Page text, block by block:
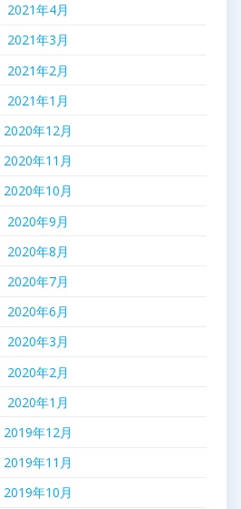
2021年4月
2021年3月
2021年2月
2021年1月
2020年12月
2020年11月
2020年10月
2020年9月
2020年8月
2020年7月
2020年6月
2020年3月
2020年2月
2020年1月
2019年12月
2019年11月
2019年10月